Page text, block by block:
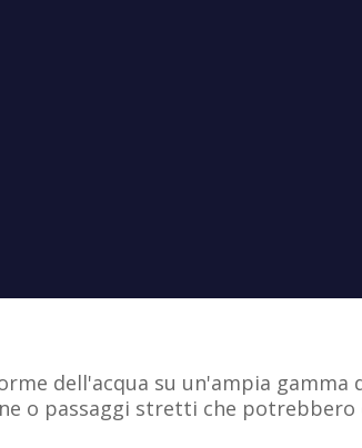
dell'acqua su un'ampia gamma
o passaggi stretti che